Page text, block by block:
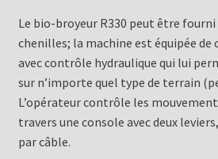
Le bio-broyeur R330 peut être
chenilles; la machine est équipée de
avec contrôle hydraulique qui lui
sur n’importe quel type de terrain
L’opérateur contrôle les
travers une console avec deux
par câble.